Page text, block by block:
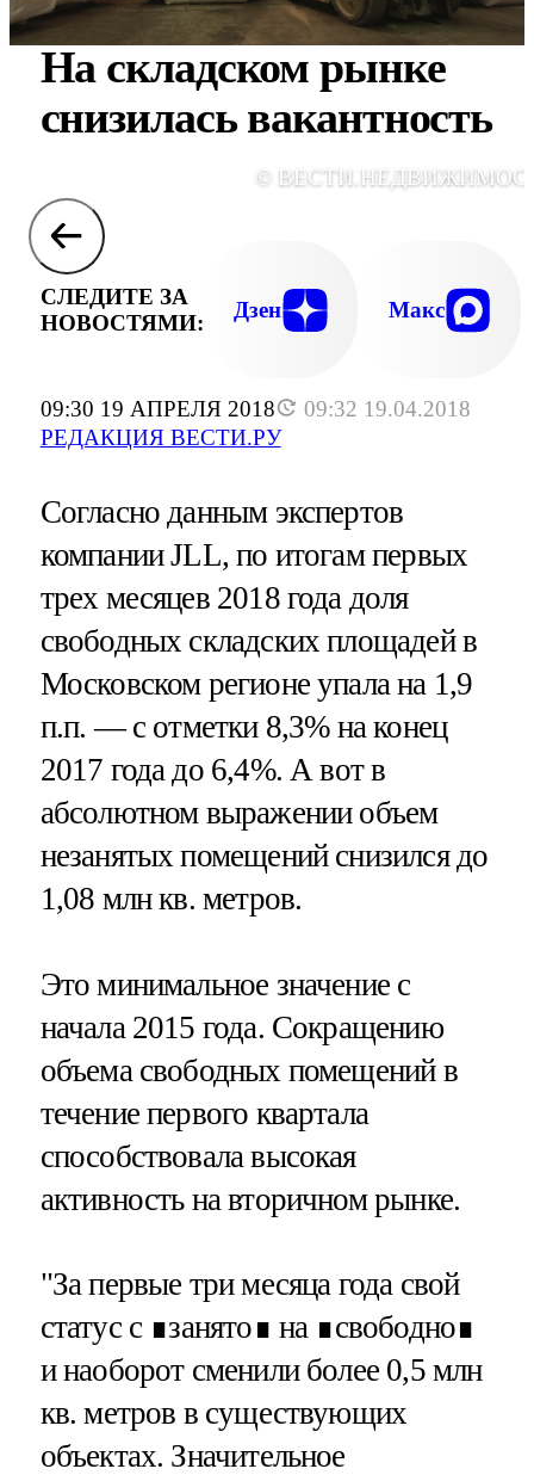
09:30 19 АПРЕЛЯ 2018
09:32 19.04.2018
РЕДАКЦИЯ ВЕСТИ.РУ
На складском рынке
снизилась вакантность
©
СЛЕДИТЕ ЗА
НОВОСТЯМИ:
Дзен Макс
Согласно данным экспертов
компании JLL, по итогам первых
трех месяцев 2018 года доля
свободных складских площадей в
Московском регионе упала на 1,9
п.п. — с отметки 8,3% на конец
2017 года до 6,4%. А вот в
абсолютном выражении объем
незанятых помещений снизился до
1,08 млн кв. метров.
Это минимальное значение с
начала 2015 года. Сокращению
объема свободных помещений в
течение первого квартала
способствовала высокая
активность на вторичном рынке.
"За первые три месяца года свой
статус с ∎занято∎ на ∎свободно∎
и наоборот сменили более 0,5 млн
кв. метров в существующих
объектах. Значительное